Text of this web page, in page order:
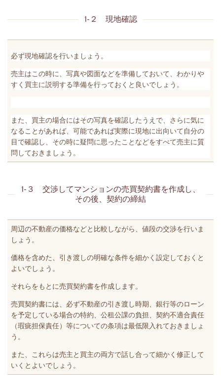
1-２ 現地確認
必ず現地確認を行いましょう。
売主はこの時に、写真や図面などを準備しておいて、わかりや
すく買主に説明する準備を行っておくと良いでしょう。
また、買主の場合にはその写真を確認したうえで、さらに気に
なることがあれば、可能であれば実際に現地に出向いて自分の
目で確認し、その時に疑問に思ったことなどをすべて売主に質
問しておきましょう。
1-３ 交渉してマンションの売買契約書を作成し、
その後、契約の締結
周辺の不動産の価格などと比較しながら、値段の交渉を行いま
しょう。
価格を含めた、引き渡しの明確な条件を細かく設定しておくと
よいでしょう。
それらをもとに売買契約書を作成します。
売買契約書には、必ず不動産の引き渡し時期、銀行等のローン
を予定している場合の特約、公租公課の負担、契約不適合責任
（瑕疵担保責任）等についての条項は最低限入れておきましょ
う。
また、これらは売主と買主の両方で話し合って細かく修正して
いくとよいでしょう。